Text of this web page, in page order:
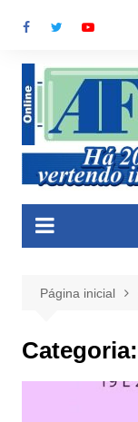
para
conteúdo
Página inicial
Categoria: